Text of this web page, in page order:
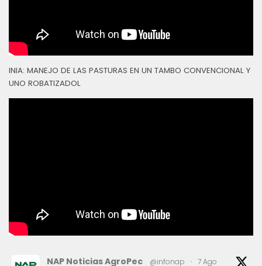
INIA: MANEJO DE LAS PASTURAS EN UN TAMBO CONVENCIONAL Y
UNO ROBATIZADOL
NAP Noticias AgroPec @infonap · 7 Ago